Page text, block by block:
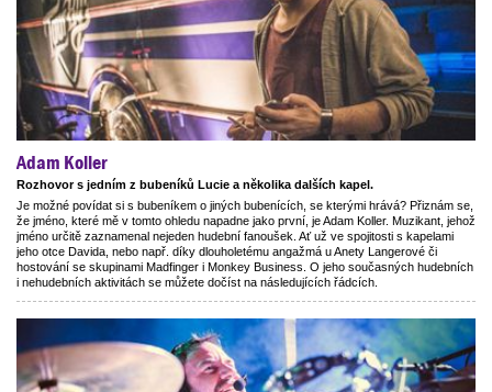
Adam Koller
Rozhovor s jedním z bubeníků Lucie a několika dalších kapel.
Je možné povídat si s bubeníkem o jiných bubenících, se kterými hrává? Přiznám se,
že jméno, které mě v tomto ohledu napadne jako první, je Adam Koller. Muzikant, jehož
jméno určitě zaznamenal nejeden hudební fanoušek. Ať už ve spojitosti s kapelami
jeho otce Davida, nebo např. díky dlouholetému angažmá u Anety Langerové či
hostování se skupinami Madfinger i Monkey Business. O jeho současných hudebních
i nehudebních aktivitách se můžete dočíst na následujících řádcích.